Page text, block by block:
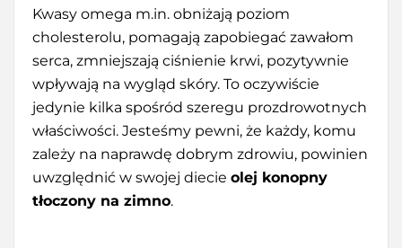
Kwasy omega m.in. obniżają poziom
cholesterolu, pomagają zapobiegać zawałom
serca, zmniejszają ciśnienie krwi, pozytywnie
wpływają na wygląd skóry. To oczywiście
jedynie kilka spośród szeregu prozdrowotnych
właściwości. Jesteśmy pewni, że każdy, komu
zależy na naprawdę dobrym zdrowiu, powinien
uwzględnić w swojej diecie olej konopny
tłoczony na zimno.